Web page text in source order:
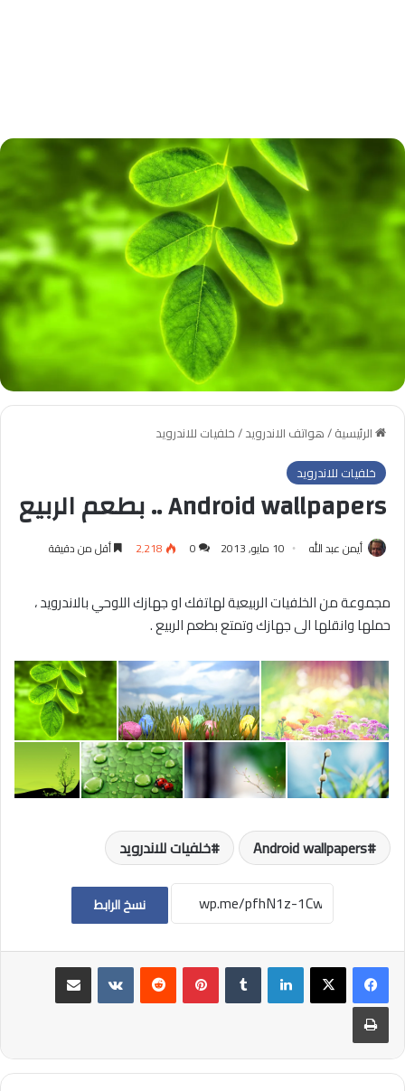
الرئيسية/هواتف الاندرويد/خلفيات للاندرويد
خلفيات للاندرويد
Android wallpapers .. بطعم الربيع
أيمن عبد الله 10 مايو, 2013 0 2٬218 أقل من دقيقة
مجموعة من الخلفيات الربيعية لهاتفك او جهازك اللوحي بالاندرويد ،
حملها وانقلها الى جهازك وتمتع بطعم الربيع .
Android wallpapers خلفيات للاندرويد
نسخ الرابط
لينكدإن بينتيريست
مشاركة عبر البريد
طباعة